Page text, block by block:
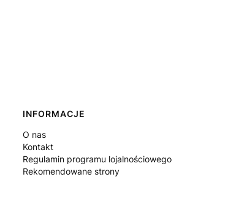
INFORMACJE
O nas
Kontakt
Regulamin programu lojalnościowego
Rekomendowane strony